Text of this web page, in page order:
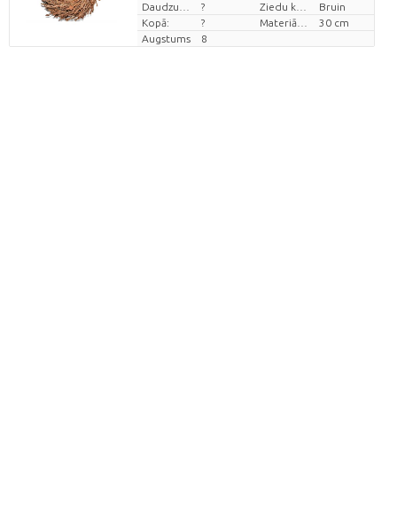
?
Bruin
Kopā:
?
30 cm
Augstums
8